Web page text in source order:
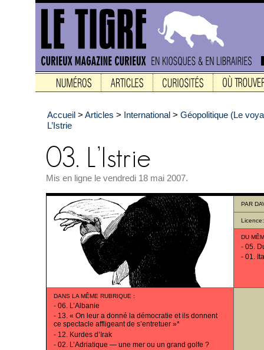
Accueil > Articles > International > Géopolitique (Le
L’Istrie
Mis en ligne le vendredi 18 mai 2007.
PAR
DU
- 05.
- 01.
DANS LA MÊME RUBRIQUE :
- 06. L’Albanie
- 13. « On leur a donné la démocratie et ils donnent
ce spectacle affligeant de s’entretuer »*
- 12. Kurdes d’Irak
- 02. L’Adriatique — une mer ou un grand golfe ?